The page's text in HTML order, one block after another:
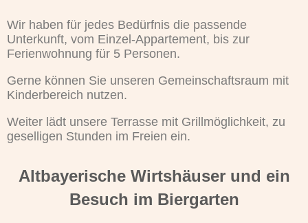
Wir haben für jedes Bedürfnis die passende
Unterkunft, vom Einzel-Appartement, bis zur
Ferienwohnung für 5 Personen.
Gerne können Sie unseren Gemeinschaftsraum mit
Kinderbereich nutzen.
Weiter lädt unsere Terrasse mit Grillmöglichkeit, zu
geselligen Stunden im Freien ein.
Altbayerische Wirtshäuser und ein
Besuch im Biergarten